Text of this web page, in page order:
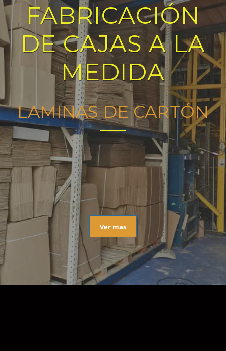
FABRICACIÓN
DE CAJAS A LA
MEDIDA
LAMINAS DE CARTÓN
Ver mas